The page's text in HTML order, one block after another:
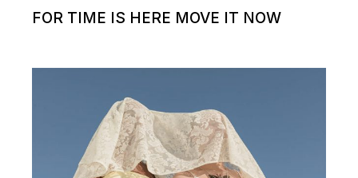
FOR TIME IS HERE MOVE IT NOW